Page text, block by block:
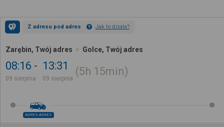
Z adresu pod adres Jak to działa?
Zarębin, Twój adres Golce, Twój adres
08:16
09 sierpnia
13:31
09 sierpnia
5h 15min
ADRES-ADRES